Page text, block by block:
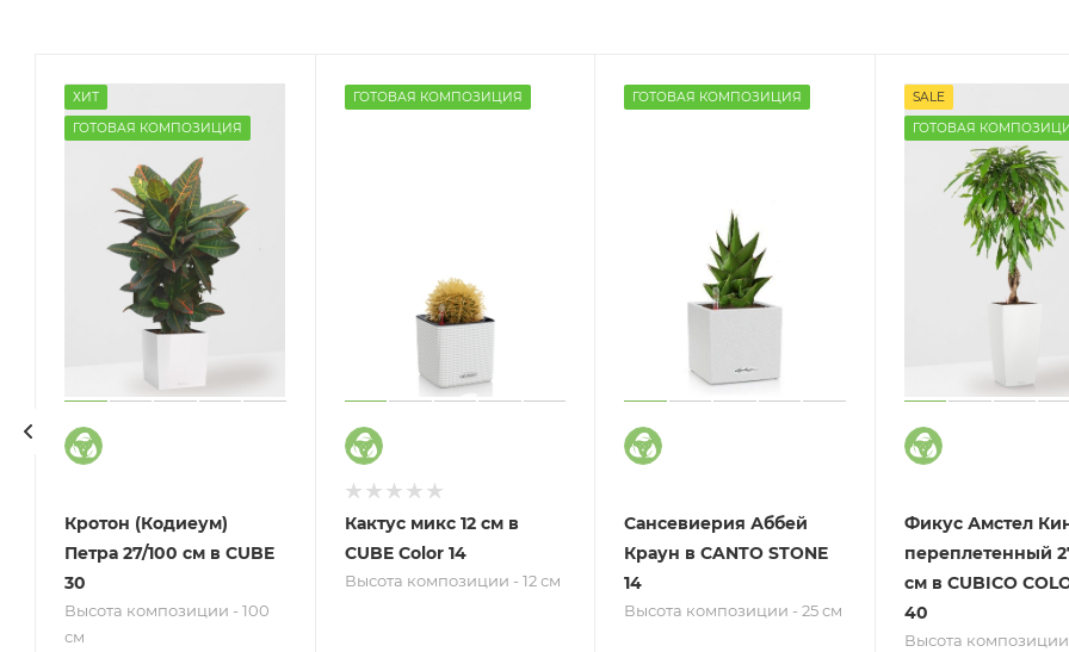
ХИТ
ГОТОВАЯ КОМПОЗИЦИЯ
Кротон (Кодиеум)
Петра 27/100 см в CUBE
30
Высота композиции - 100
см
ГОТОВАЯ КОМПОЗИЦИЯ
Кактус микс 12 см в
CUBE Color 14
Высота композиции - 12 см
ГОТОВАЯ КОМПОЗИЦИЯ
Сансевиерия Аббей
Краун в CANTO STONE
14
Высота композиции - 25 см
SALE
ГОТОВАЯ
Фикус Амстел
переплетенный
см в CUBICO
40
Высота